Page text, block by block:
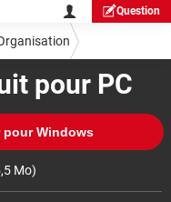
Question
pour PC
pour Windows
Mo)